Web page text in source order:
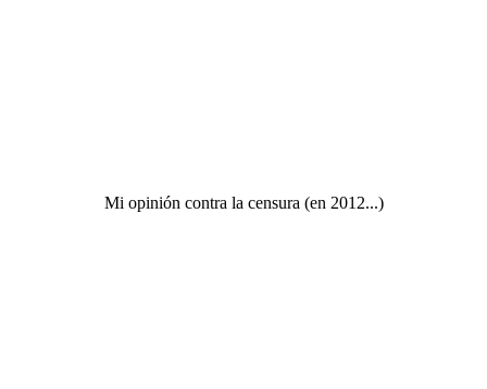
Mi opinión contra la censura (en 2012...)